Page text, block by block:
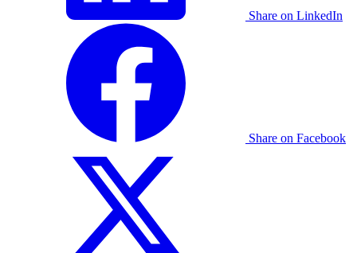
Share on LinkedIn
Share on Facebook